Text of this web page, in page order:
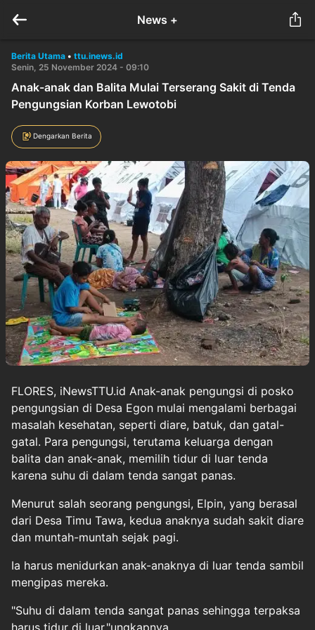
News +
Berita Utama • ttu.inews.id
Senin, 25 November 2024 - 09:10
Anak-anak dan Balita Mulai Terserang Sakit di Tenda
Pengungsian Korban Lewotobi
Dengarkan Berita
FLORES, iNewsTTU.id Anak-anak pengungsi di posko
pengungsian di Desa Egon mulai mengalami berbagai
masalah kesehatan, seperti diare, batuk, dan gatal-
gatal. Para pengungsi, terutama keluarga dengan
balita dan anak-anak, memilih tidur di luar tenda
karena suhu di dalam tenda sangat panas.
Menurut salah seorang pengungsi, Elpin, yang berasal
dari Desa Timu Tawa, kedua anaknya sudah sakit diare
dan muntah-muntah sejak pagi.
Ia harus menidurkan anak-anaknya di luar tenda sambil
mengipas mereka.
"Suhu di dalam tenda sangat panas sehingga terpaksa
harus tidur di luar,"ungkapnya.